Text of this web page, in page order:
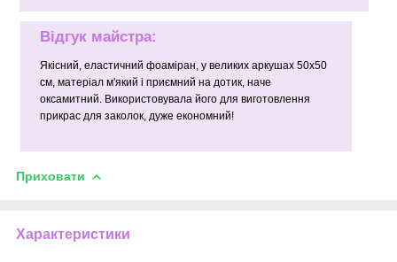
Відгук майстра:
Якісний, еластичний фоаміран, у великих аркушах 50x50
см, матеріал м'який і приємний на дотик, наче
оксамитний. Використовувала його для виготовлення
прикрас для заколок, дуже економний!
Приховати
Характеристики